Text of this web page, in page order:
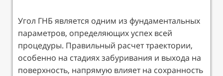
Угол ГНБ является одним из фундаментальных
параметров, определяющих успех всей
процедуры. Правильный расчет траектории,
особенно на стадиях забуривания и выхода на
поверхность, напрямую влияет на сохранность